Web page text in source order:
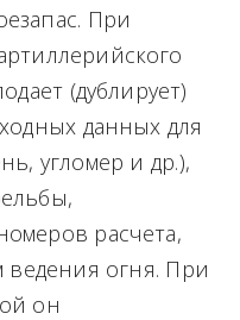
При
(дублирует)
данных для
угломер и др.),
расчета,
ведения огня. При
он